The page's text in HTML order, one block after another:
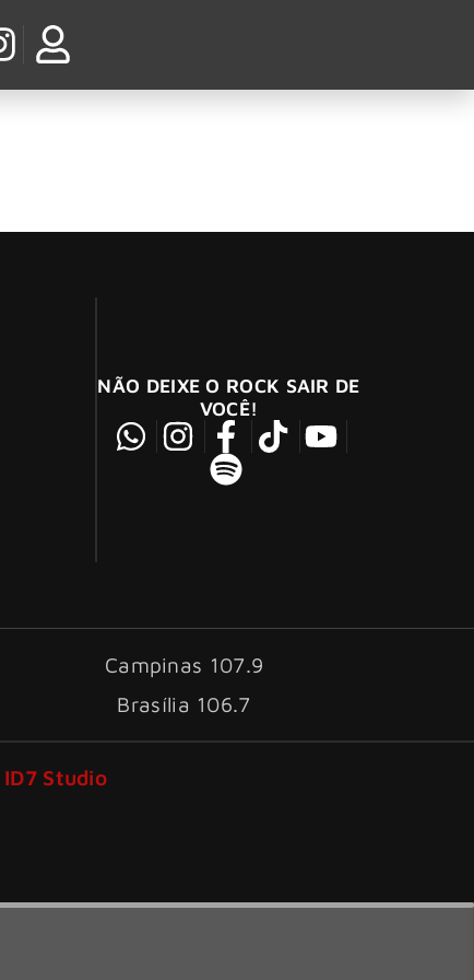
NÃO DEIXE O ROCK SAIR DE
VOCÊ!
Campinas 107.9
Brasília 106.7
ID7 Studio